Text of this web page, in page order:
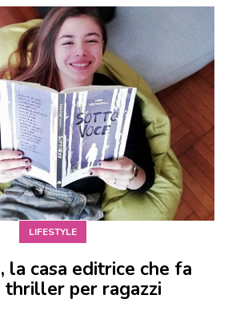
LIFESTYLE
la casa editrice che fa
per ragazzi